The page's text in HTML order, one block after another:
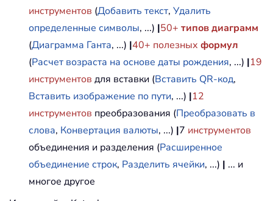
инструментов (Добавить текст, Удалить
определенные символы, ...) |50+ типов диаграмм
(Диаграмма Ганта, ...) |40+ полезных формул
(Расчет возраста на основе даты рождения, ...) |19
инструментов для вставки (Вставить QR-код,
Вставить изображение по пути, ...) |12
инструментов преобразования (Преобразовать в
слова, Конвертация валюты, ...) |7 инструментов
объединения и разделения (Расширенное
объединение строк, Разделить ячейки, ...) | ... и
многое другое